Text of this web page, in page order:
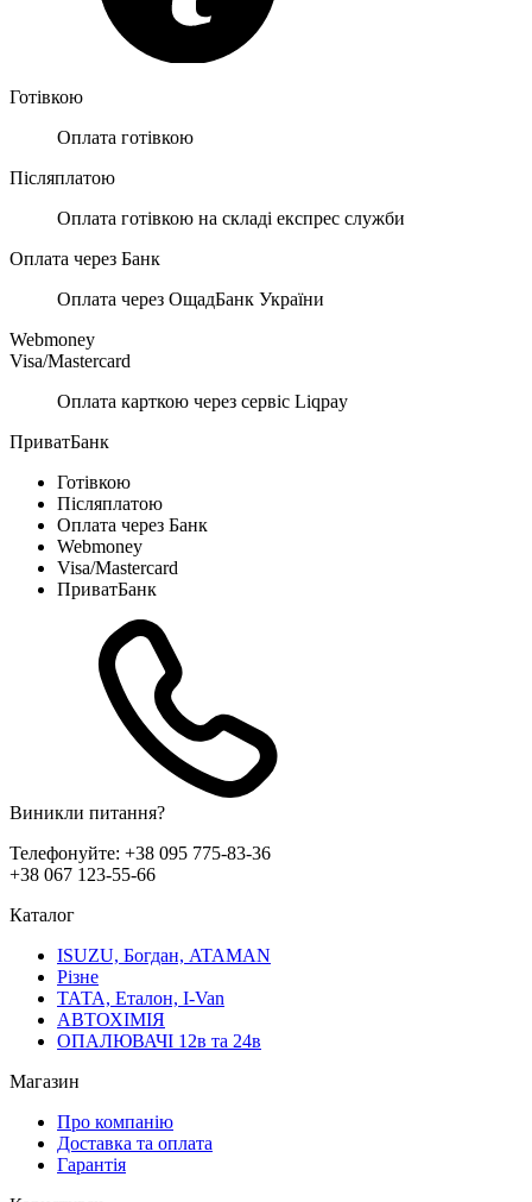
Готівкою
Оплата готівкою
Післяплатою
Оплата готівкою на складі експрес служби
Оплата через Банк
Оплата через ОщадБанк України
Webmoney
Visa/Mastercard
Оплата карткою через сервіс Liqpay
ПриватБанк
Готівкою
Післяплатою
Оплата через Банк
Webmoney
Visa/Mastercard
ПриватБанк
Виникли питання?
Телефонуйте: +38 095 775-83-36
+38 067 123-55-66
Каталог
ISUZU, Богдан, ATAMAN
Різне
ТАТА, Еталон, I-Van
АВТОХІМІЯ
ОПАЛЮВАЧІ 12в та 24в
Магазин
Про компанію
Доставка та оплата
Гарантія